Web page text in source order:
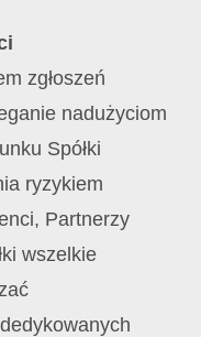
zgłoszeń
nadużyciom
Spółki
ryzykiem
Partnerzy
wszelkie